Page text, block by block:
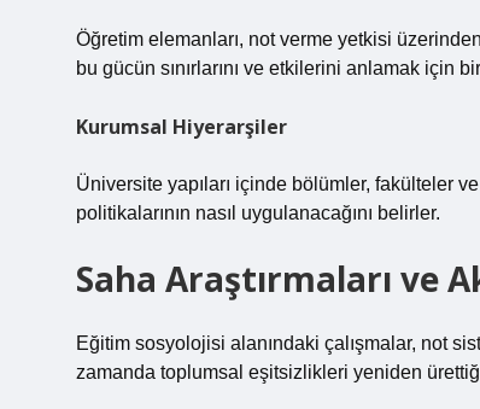
Öğretim elemanları, not verme yetkisi
bu gücün sınırlarını ve etkilerini anlamak için
Kurumsal Hiyerarşiler
Üniversite yapıları içinde bölümler, fakülteler
politikalarının nasıl uygulanacağını belirler.
Saha Araştırmaları ve
Eğitim sosyolojisi alanındaki çalışmalar, not
zamanda toplumsal eşitsizlikleri yeniden